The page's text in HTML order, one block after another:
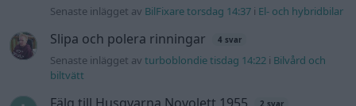
Senaste inlägget av BilFixare torsdag 14:37 i El- och hybridbilar
Slipa och polera rinningar 4 svar
Senaste inlägget avturboblondie tisdag 14:22 i Bilvård och
biltvätt
2 svar